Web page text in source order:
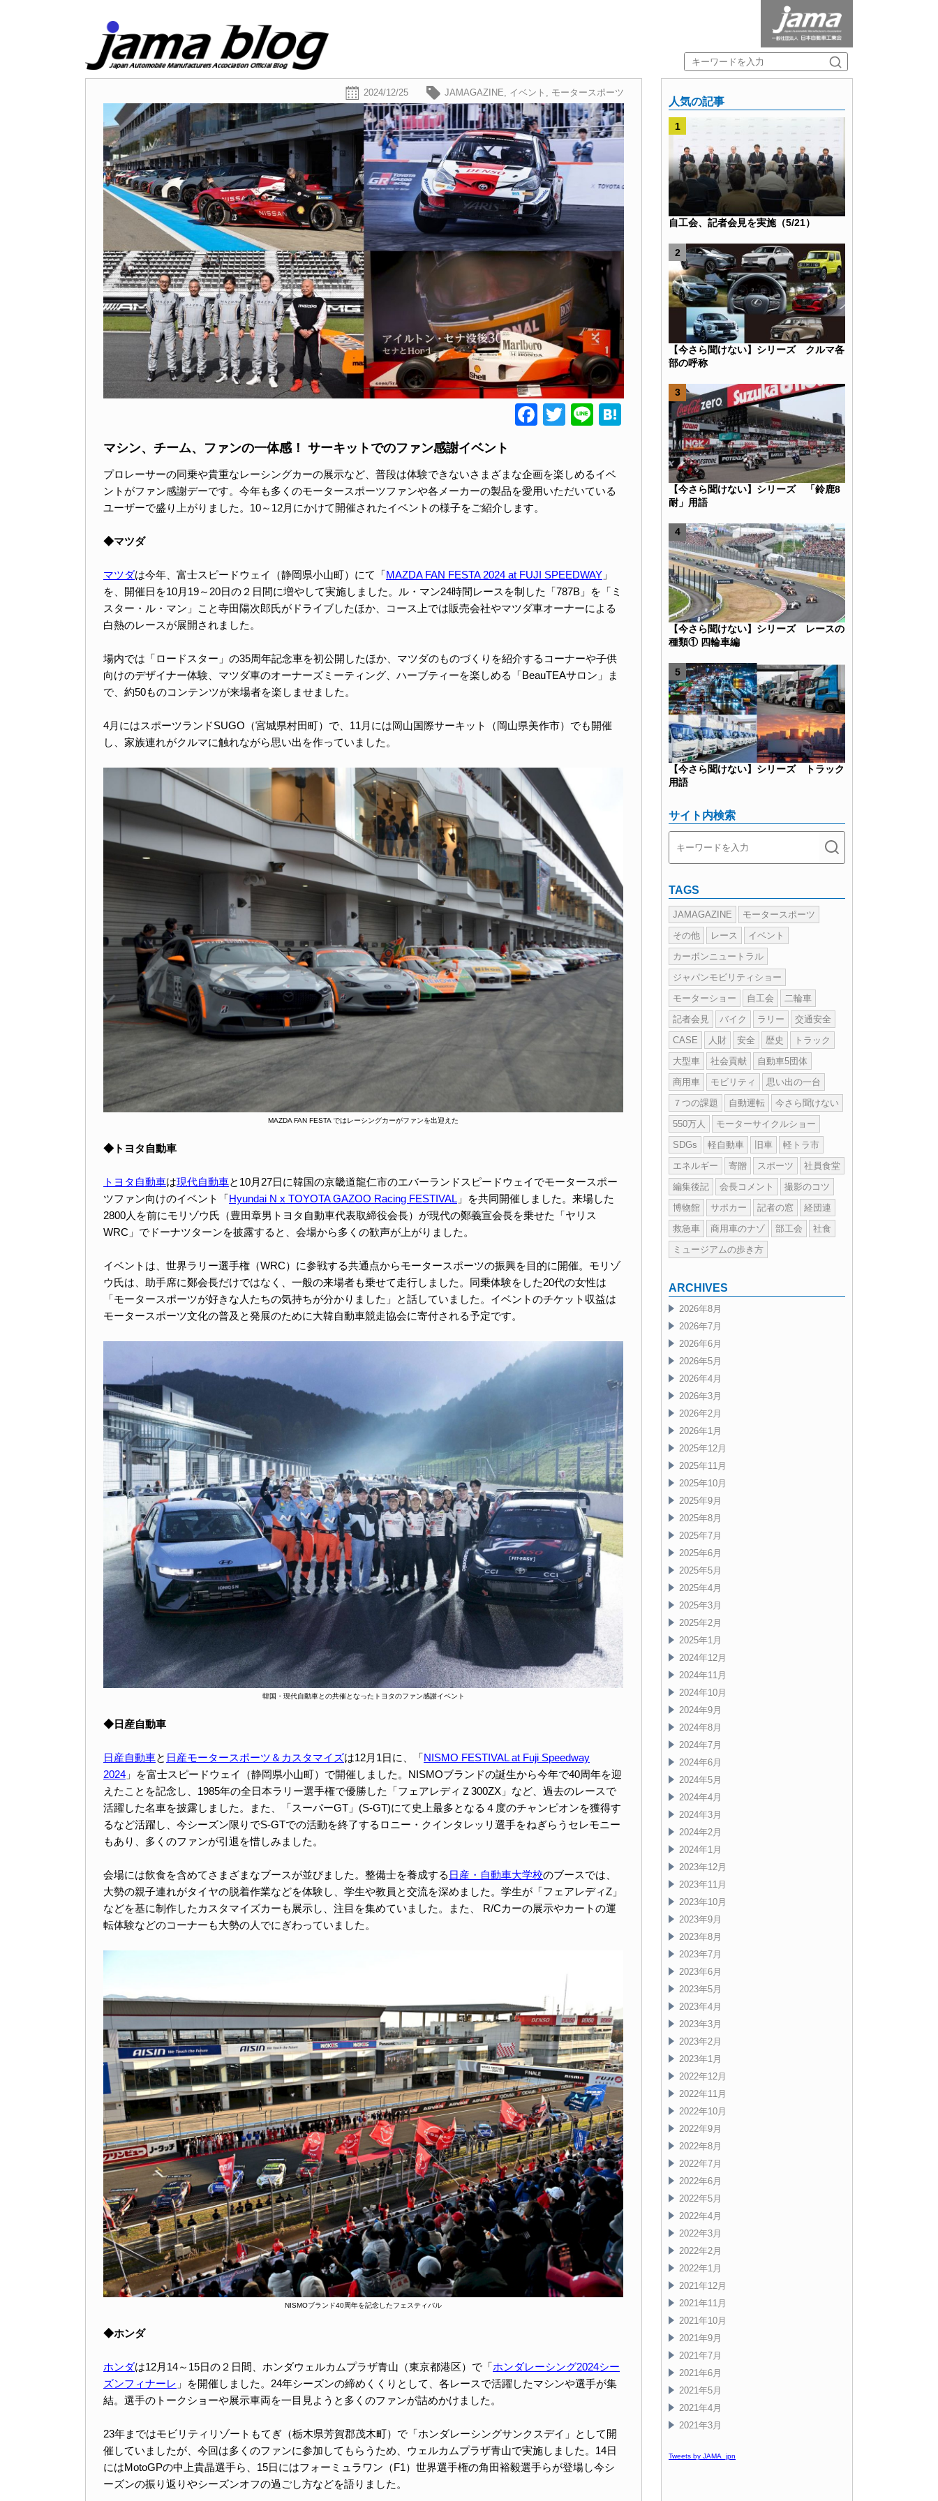
2024/12/25 JAMAGAZINE, イベント , モータースポーツ
Facebook
Twitter
Line Hatena
マシン、チーム、ファンの一体感！ サーキットでのファン感謝イベント
プロレーサーの同乗や貴重なレーシングカーの展示など、普段は体験できないさまざまな企画を楽しめるイベ
ントがファン感謝デーです。今年も多くのモータースポーツファンや各メーカーの製品を愛用いただいている
ユーザーで盛り上がりました。10～12月にかけて開催されたイベントの様子をご紹介します。
◆マツダ
マツダは今年、富士スピードウェイ（静岡県小山町）にて「MAZDA FAN FESTA 2024 at FUJI SPEEDWAY 」
を、開催日を10月19～20日の２日間に増やして実施しました。ル・マン24時間レースを制した「787B」を「ミ
スター・ル・マン」こと寺田陽次郎氏がドライブしたほか、コース上では販売会社やマツダ車オーナーによる
白熱のレースが展開されました。
場内では「ロードスター」の35周年記念車を初公開したほか、マツダのものづくりを紹介するコーナーや子供
向けのデザイナー体験、マツダ車のオーナーズミーティング、ハーブティーを楽しめる「BeauTEAサロン」ま
で、約50ものコンテンツが来場者を楽しませました。
4月にはスポーツランドSUGO（宮城県村田町）で、11月には岡山国際サーキット（岡山県美作市）でも開催
し、家族連れがクルマに触れながら思い出を作っていました。
MAZDA FAN FESTA ではレーシングカーがファンを出迎えた
◆トヨタ自動車
トヨタ自動車は現代自動車と10月27日に韓国の京畿道龍仁市のエバーランドスピードウェイでモータースポー
ツファン向けのイベント「Hyundai N x TOYOTA GAZOO Racing FESTIVAL 」を共同開催しました。来場した
2800人を前にモリゾウ氏（豊田章男トヨタ自動車代表取締役会長）が現代の鄭義宣会長を乗せた「ヤリス
WRC」でドーナツターンを披露すると、会場から多くの歓声が上がりました。
イベントは、世界ラリー選手権（WRC）に参戦する共通点からモータースポーツの振興を目的に開催。モリゾ
ウ氏は、助手席に鄭会長だけではなく、一般の来場者も乗せて走行しました。同乗体験をした20代の女性は
「モータースポーツが好きな人たちの気持ちが分かりました」と話していました。イベントのチケット収益は
モータースポーツ文化の普及と発展のために大韓自動車競走協会に寄付される予定です。
韓国・現代自動車との共催となったトヨタのファン感謝イベント
◆日産自動車
日産自動車と 日産モータースポーツ＆カスタマイズは12月1日に、「NISMO FESTIVAL at Fuji Speedway
2024 」を富士スピードウェイ（静岡県小山町）で開催しました。NISMOブランドの誕生から今年で40周年を迎
えたことを記念し、1985年の全日本ラリー選手権で優勝した「フェアレディＺ300ZX」など、過去のレースで
活躍した名車を披露しました。また、「スーパーGT」(S-GT)にて史上最多となる４度のチャンピオンを獲得す
るなど活躍し、今シーズン限りでS-GTでの活動を終了するロニー・クインタレッリ選手をねぎらうセレモニー
もあり、多くのファンが引退を惜しみました。
会場には飲食を含めてさまざまなブースが並びました。整備士を養成する 日産・自動車大学校のブースでは、
大勢の親子連れがタイヤの脱着作業などを体験し、学生や教員と交流を深めました。学生が「フェアレディZ」
などを基に制作したカスタマイズカーも展示し、注目を集めていました。また、 R/Cカーの展示やカートの運
転体験などのコーナーも大勢の人でにぎわっていました。
NISMOブランド40周年を記念したフェスティバル
◆ホンダ
ホンダは12月14～15日の２日間、ホンダウェルカムプラザ青山（東京都港区）で「ホンダレーシング2024シー
ズンフィナーレ 」を開催しました。24年シーズンの締めくくりとして、各レースで活躍したマシンや選手が集
結。選手のトークショーや展示車両を一目見ようと多くのファンが詰めかけました。
23年まではモビリティリゾートもてぎ（栃木県芳賀郡茂木町）で「ホンダレーシングサンクスデイ」として開
催していましたが、今回は多くのファンに参加してもらうため、ウェルカムプラザ青山で実施しました。14日
にはMotoGPの中上貴晶選手ら、15日にはフォーミュラワン（F1）世界選手権の角田裕毅選手らが登場し今シ
ーズンの振り返りやシーズンオフの過ごし方などを語りました。
人気の記事
自工会、記者会見を実施（5/21）
【今さら聞けない】シリーズ クルマ各
部の呼称
【今さら聞けない】シリーズ 「鈴鹿8
耐」用語
【今さら聞けない】シリーズ レースの
種類① 四輪車編
【今さら聞けない】シリーズ トラック
用語
サイト内検索
TAGS
JAMAGAZINE
モータースポーツ
その他
レース
イベント
カーボンニュートラル
ジャパンモビリティショー
モーターショー
自工会
二輪車
記者会見
バイク ラリー
交通安全
CASE
人財 安全 歴史
トラック
大型車
社会貢献
自動車5団体
商用車
モビリティ
思い出の一台
７つの課題
自動運転
今さら聞けない
550万人
モーターサイクルショー
SDGs
軽自動車 旧車
軽トラ市
エネルギー
寄贈 スポーツ
社員食堂
編集後記
会長コメント
撮影のコツ
博物館
サポカー 記者の窓
経団連
救急車
商用車のナゾ 部工会
社食
ミュージアムの歩き方
ARCHIVES
2026年8月
2026年7月
2026年6月
2026年5月
2026年4月
2026年3月
2026年2月
2026年1月
2025年12月
2025年11月
2025年10月
2025年9月
2025年8月
2025年7月
2025年6月
2025年5月
2025年4月
2025年3月
2025年2月
2025年1月
2024年12月
2024年11月
2024年10月
2024年9月
2024年8月
2024年7月
2024年6月
2024年5月
2024年4月
2024年3月
2024年2月
2024年1月
2023年12月
2023年11月
2023年10月
2023年9月
2023年8月
2023年7月
2023年6月
2023年5月
2023年4月
2023年3月
2023年2月
2023年1月
2022年12月
2022年11月
2022年10月
2022年9月
2022年8月
2022年7月
2022年6月
2022年5月
2022年4月
2022年3月
2022年2月
2022年1月
2021年12月
2021年11月
2021年10月
2021年9月
2021年7月
2021年6月
2021年5月
2021年4月
2021年3月
Tweets by JAMA_jpn